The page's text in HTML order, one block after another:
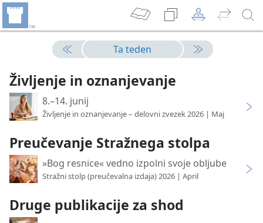
Ta teden
Življenje in oznanjevanje
8.–14. junij
Življenje in oznanjevanje – delovni zvezek 2026 | Maj
Preučevanje Stražnega stolpa
»Bog resnice« vedno izpolni svoje obljube
Stražni stolp (preučevalna izdaja) 2026 | April
Druge publikacije za shod